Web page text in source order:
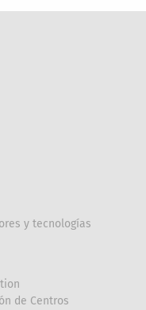
y tecnologías
de Centros